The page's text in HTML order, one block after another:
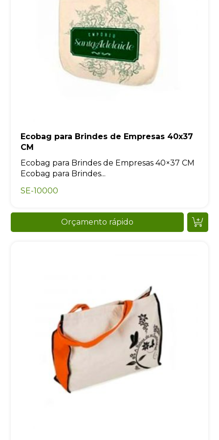
Ecobag para Brindes de Empresas 40x37
CM
Ecobag para Brindes de Empresas 40×37 CM
Ecobag para Brindes...
SE-10000
Orçamento rápido